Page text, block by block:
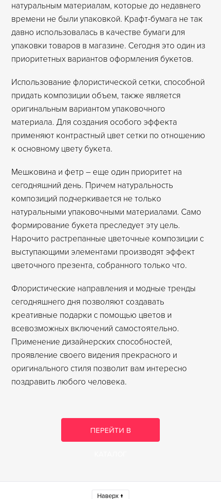
натуральным материалам, которые до недавнего
времени не были упаковкой. Крафт-бумага не так
давно использовалась в качестве бумаги для
упаковки товаров в магазине. Сегодня это один из
приоритетных вариантов оформления букетов.
Использование флористической сетки, способной
придать композиции объем, также является
оригинальным вариантом упаковочного
материала. Для создания особого эффекта
применяют контрастный цвет сетки по отношению
к основному цвету букета.
Мешковина и фетр – еще один приоритет на
сегодняшний день. Причем натуральность
композиций подчеркивается не только
натуральными упаковочными материалами. Само
формирование букета преследует эту цель.
Нарочито растрепанные цветочные композиции с
выступающими элементами производят эффект
цветочного презента, собранного только что.
Флористические направления и модные тренды
сегодняшнего дня позволяют создавать
креативные подарки с помощью цветов и
всевозможных включений самостоятельно.
Применение дизайнерских способностей,
проявление своего видения прекрасного и
оригинального стиля позволит вам интересно
поздравить любого человека.
ПЕРЕЙТИ В
Наверх ↑